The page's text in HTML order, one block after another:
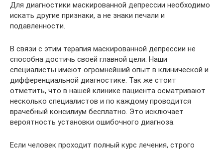
Для диагностики маскированной депрессии необходимо
искать другие признаки, а не знаки печали и
подавленности.
В связи с этим терапия маскированной депрессии не
способна достичь своей главной цели. Наши
специалисты имеют огромнейший опыт в клинической и
дифференциальной диагностике. Так же стоит
отметить, что в нашей клинике пациента осматривают
несколько специалистов и по каждому проводится
врачебный консилиум бесплатно. Это исключает
вероятность установки ошибочного диагноза.
Если человек проходит полный курс лечения, строго